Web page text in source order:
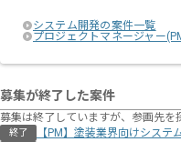
システム開発の案件一覧
プロジェクトマネージャー
募集が終了した案件
募集は終了していますが、参画先を
終了 【PM】塗装業界向けシステ